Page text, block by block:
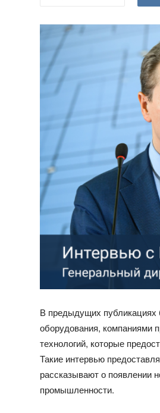
В предыдущих публикациях
оборудования, компаниями
технологий, которые
Такие интервью
рассказывают о появлении
промышленности.